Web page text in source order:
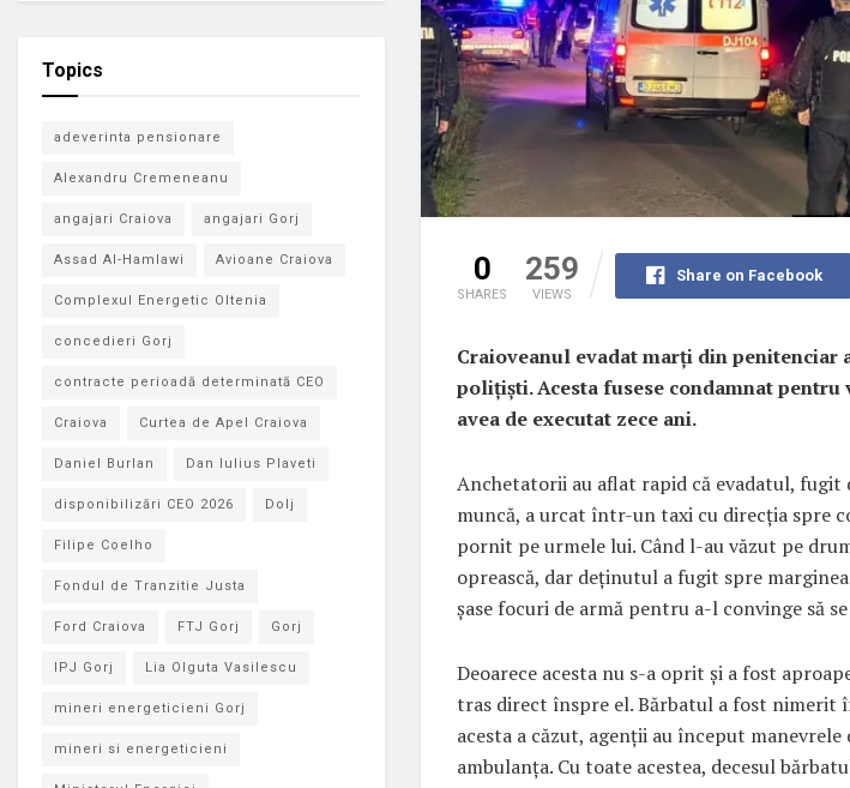
0
SHARES
259
VIEWS
Share on Facebook
Craioveanul evadat marți din penitenciar
polițiști. Acesta fusese condamnat
avea de executat zece ani.
Anchetatorii au aflat rapid că evadatul, fugit
muncă, a urcat într-un taxi cu direcția spre
pornit pe urmele lui. Când l-au văzut pe
oprească, dar deținutul a fugit spre
șase focuri de armă pentru a-l convinge să
Deoarece acesta nu s-a oprit și a fost
tras direct înspre el. Bărbatul a fost nimerit
acesta a căzut, agenții au început manevrele
ambulanța. Cu toate acestea, decesul
Topics
adeverinta pensionare
Alexandru Cremeneanu
angajari Craiova angajari Gorj
Assad Al-Hamlawi Avioane Craiova
Complexul Energetic Oltenia
concedieri Gorj
contracte perioadă determinată CEO
Craiova Curtea de Apel Craiova
Daniel Burlan Dan Iulius Plaveti
disponibilizări CEO 2026 Dolj
Filipe Coelho
Fondul de Tranzitie Justa
Ford Craiova FTJ Gorj Gorj
IPJ Gorj Lia Olguta Vasilescu
mineri energeticieni Gorj
mineri si energeticieni